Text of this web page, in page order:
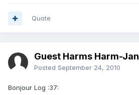
Quote
Guest Harms Harm-Jan
Posted September 24, 2010
Bonjour Log :37: